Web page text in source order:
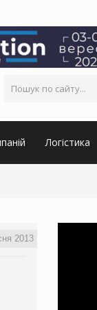
Логістика
2013